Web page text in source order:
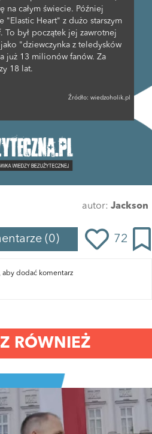
na całym świecie. Później
"Elastic Heart" z dużo starszym
To był początek jej zawrotnej
"dziewczynka z teledysków
już 13 milionów fanów. Za
18 lat.
Źródło: wiedzoholik.pl
autor: Jackson
(0) 72
aby dodać komentarz
RÓWNIEŻ